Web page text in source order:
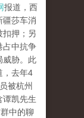
报道，西
疆莎车消
扣押；另
占中抗争
威胁。此
，去年4
被杭州
谭凯先生
中的聊